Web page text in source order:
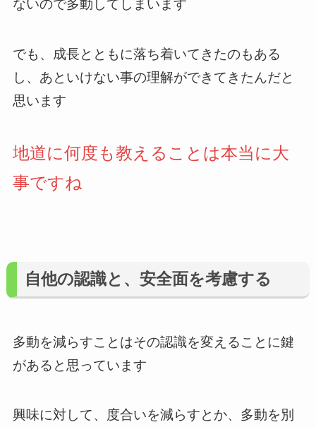
ないので多動してしまいます
でも、成長とともに落ち着いてきたのもある
し、あといけない事の理解ができてきたんだと
思います
地道に何度も教えることは本当に大
事ですね
自他の認識と、安全面を考慮する
多動を減らすことはその認識を変えることに鍵
があると思っています
興味に対して、度合いを減らすとか、多動を別